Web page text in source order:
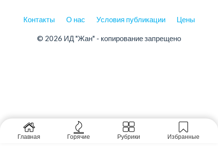
Контакты О нас Условия публикации Цены
© 2026 ИД "Жан" - копирование запрещено
Главная Горячие Рубрики Избранные